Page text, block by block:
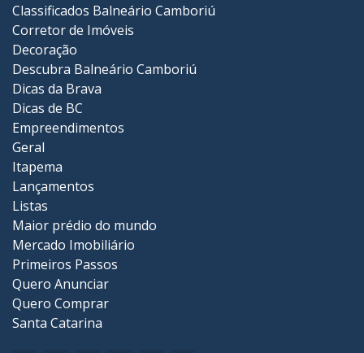
Classificados Balneário Camboriú
Corretor de Imóveis
Decoração
Descubra Balneário Camboriú
Dicas da Brava
Dicas de BC
Empreendimentos
Geral
Itapema
Lançamentos
Listas
Maior prédio do mundo
Mercado Imobiliário
Primeiros Passos
Quero Anunciar
Quero Comprar
Santa Catarina